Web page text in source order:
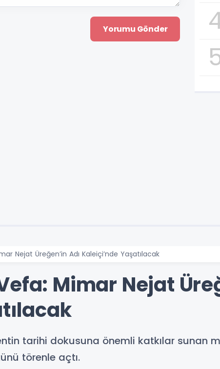
Nejat Üreğen’in Adı Kaleiçi’nde Yaşatılacak
Mimar Nejat
tarihi dokusuna önemli katkılar sunan
törenle açtı.